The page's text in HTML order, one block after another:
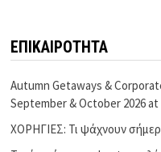
ΕΠΙΚΑΙΡΟΤΗΤΑ
Autumn Getaways &
September & October 2026
ΧΟΡΗΓΙΕΣ: Τι ψάχνουν